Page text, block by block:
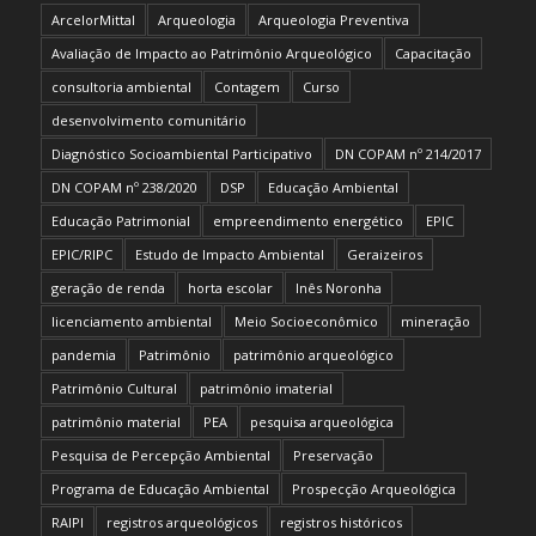
ArcelorMittal Arqueologia
Arqueologia Preventiva
Avaliação de Impacto ao Patrimônio Arqueológico
Capacitação
consultoria ambiental
Contagem
Curso
desenvolvimento comunitário
Diagnóstico Socioambiental Participativo
DN COPAM nº 214/2017
DN COPAM nº 238/2020
DSP
Educação Ambiental
Educação Patrimonial
empreendimento energético
EPIC
EPIC/RIPC
Estudo de Impacto Ambiental
Geraizeiros
geração de renda
horta escolar
Inês Noronha
licenciamento ambiental
Meio Socioeconômico
mineração
pandemia
Patrimônio
patrimônio arqueológico
Patrimônio Cultural
patrimônio imaterial
patrimônio material
PEA
pesquisa arqueológica
Pesquisa de Percepção Ambiental
Preservação
Programa de Educação Ambiental
Prospecção Arqueológica
RAIPI
registros arqueológicos registros históricos